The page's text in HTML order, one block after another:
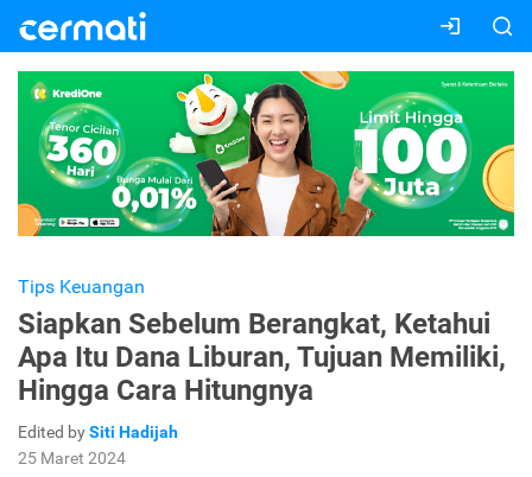
Tips Keuangan
Siapkan Sebelum Berangkat, Ketahui
Apa Itu Dana Liburan, Tujuan Memiliki,
Hingga Cara Hitungnya
Edited bySiti Hadijah
25 Maret 2024